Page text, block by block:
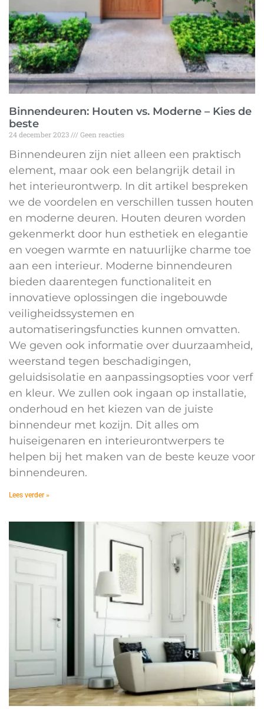
Binnendeuren: Houten vs. Moderne – Kies de
beste
24 december 2023 Geen reacties
Binnendeuren zijn niet alleen een praktisch
element, maar ook een belangrijk detail in
het interieurontwerp. In dit artikel bespreken
we de voordelen en verschillen tussen houten
en moderne deuren. Houten deuren worden
gekenmerkt door hun esthetiek en elegantie
en voegen warmte en natuurlijke charme toe
aan een interieur. Moderne binnendeuren
bieden daarentegen functionaliteit en
innovatieve oplossingen die ingebouwde
veiligheidssystemen en
automatiseringsfuncties kunnen omvatten.
We geven ook informatie over duurzaamheid,
weerstand tegen beschadigingen,
geluidsisolatie en aanpassingsopties voor verf
en kleur. We zullen ook ingaan op installatie,
onderhoud en het kiezen van de juiste
binnendeur met kozijn. Dit alles om
huiseigenaren en interieurontwerpers te
helpen bij het maken van de beste keuze voor
binnendeuren.
Lees verder »